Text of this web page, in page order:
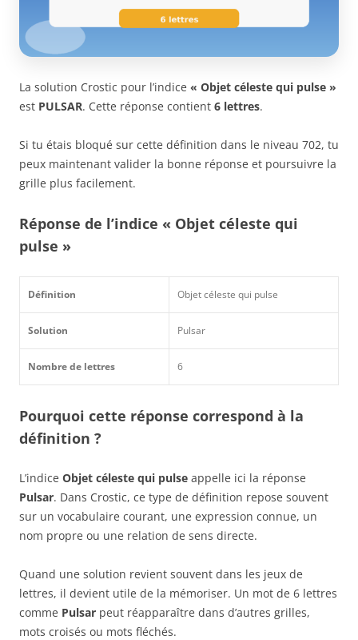
La solution Crostic pour l’indice « Objet céleste qui pulse »
est PULSAR. Cette réponse contient 6 lettres.
Si tu étais bloqué sur cette définition dans le niveau 702, tu
peux maintenant valider la bonne réponse et poursuivre la
grille plus facilement.
Réponse de l’indice « Objet céleste qui
pulse »
Définition Objet céleste qui pulse
Solution Pulsar
Nombre de lettres 6
Pourquoi cette réponse correspond à la
définition ?
L’indice Objet céleste qui pulse appelle ici la réponse
Pulsar. Dans Crostic, ce type de définition repose souvent
sur un vocabulaire courant, une expression connue, un
nom propre ou une relation de sens directe.
Quand une solution revient souvent dans les jeux de
lettres, il devient utile de la mémoriser. Un mot de 6 lettres
comme Pulsar peut réapparaître dans d’autres grilles,
mots croisés ou mots fléchés.